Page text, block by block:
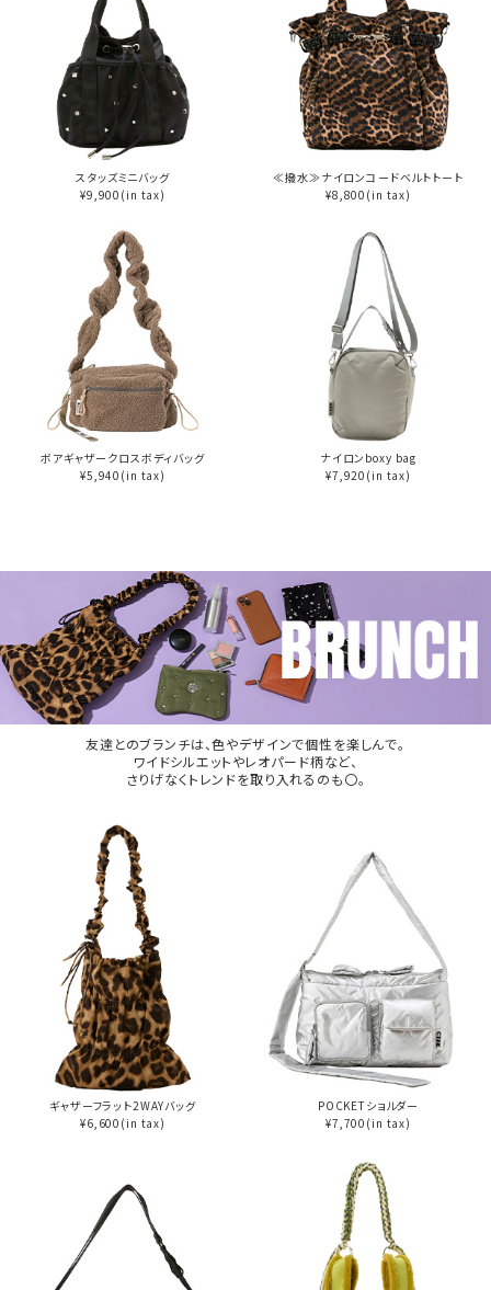
スタッズミニバッグ
¥9,900(in tax)
≪撥水≫ナイロンコードベルトトート
¥8,800(in tax)
ボアギャザークロスボディバッグ
¥5,940(in tax)
ナイロンboxy bag
¥7,920(in tax)
友達とのブランチは、色やデザインで個性を楽しんで。
ワイドシルエットやレオパード柄など、
さりげなくトレンドを取り入れるのも〇。
ギャザーフラット2WAYバッグ
¥6,600(in tax)
POCKETショルダー
¥7,700(in tax)